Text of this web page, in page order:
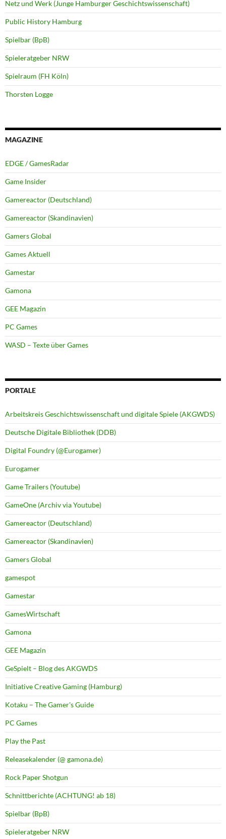
Netz und Werk (Junge Hamburger Geschichtswissenschaft)
Public History Hamburg
Spielbar (BpB)
Spieleratgeber NRW
Spielraum (FH Köln)
Thorsten Logge
MAGAZINE
EDGE / GamesRadar
Game Insider
Gamereactor (Deutschland)
Gamereactor (Skandinavien)
Gamers Global
Games Aktuell
Gamestar
Gamona
GEE Magazin
PC Games
WASD – Texte über Games
PORTALE
Arbeitskreis Geschichtswissenschaft und digitale Spiele (AKGWDS)
Deutsche Digitale Bibliothek (DDB)
Digital Foundry (@Eurogamer)
Eurogamer
Game Trailers (Youtube)
GameOne (Archiv via Youtube)
Gamereactor (Deutschland)
Gamereactor (Skandinavien)
Gamers Global
gamespot
Gamestar
GamesWirtschaft
Gamona
GEE Magazin
GeSpielt – Blog des AKGWDS
Initiative Creative Gaming (Hamburg)
Kotaku – The Gamer's Guide
PC Games
Play the Past
Releasekalender (@ gamona.de)
Rock Paper Shotgun
Schnittberichte (ACHTUNG! ab 18)
Spielbar (BpB)
Spieleratgeber NRW